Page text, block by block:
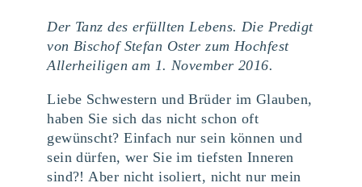
Der Tanz des erfüllten Lebens. Die Predigt
von Bischof Stefan Oster zum Hochfest
Allerheiligen am 1. November 2016.
Liebe Schwestern und Brüder im Glauben,
haben Sie sich das nicht schon oft
gewünscht? Einfach nur sein können und
sein dürfen, wer Sie im tiefsten Inneren
sind?! Aber nicht isoliert, nicht nur mein